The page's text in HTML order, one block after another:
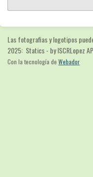
Las fotografias y logotipos
2025: Statics - by ISCRLopez
Con la tecnología de Webador